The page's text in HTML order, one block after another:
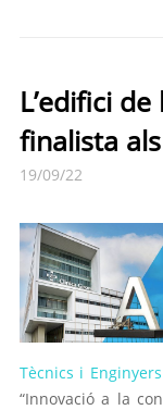
L’edifici
finalista
19/09/22
Tècnics i
“Innovació a la